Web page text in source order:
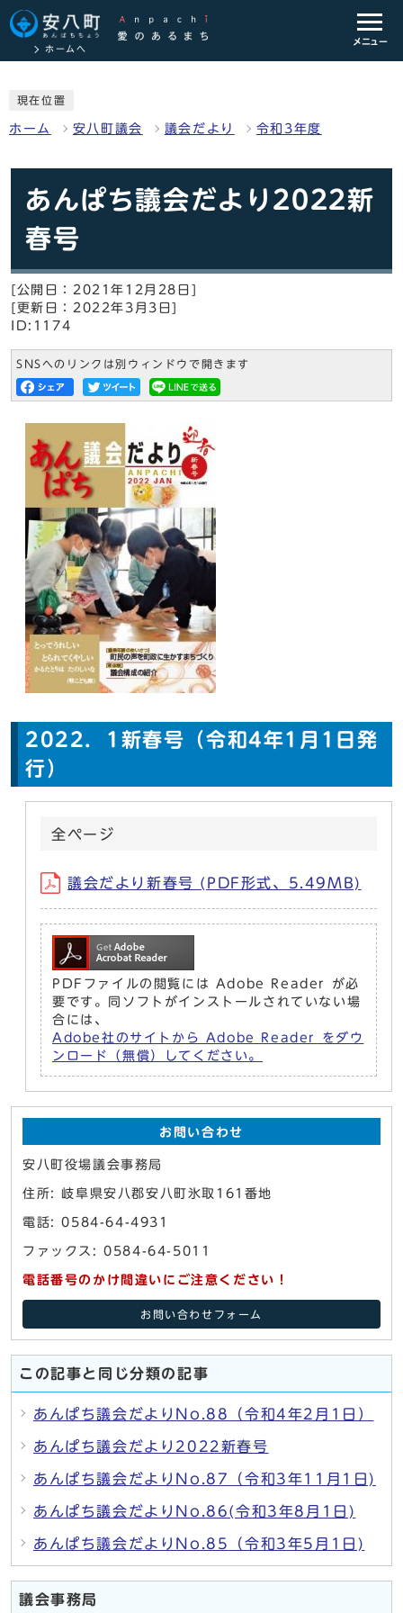
ホームへ
メニュー
現在位置
ホーム 安八町議会 議会だより 令和3年度
あんぱち議会だより2022新
春号
[公開日：2021年12月28日]
[更新日：2022年3月3日]
ID:1174
SNSへのリンクは別ウィンドウで開きます
2022．1新春号（令和4年1月1日発
行）
全ページ
議会だより新春号 (PDF形式、5.49MB)
PDFファイルの閲覧には Adobe Reader が必
要です。同ソフトがインストールされていない場
合には、
Adobe社のサイトから Adobe Reader をダウ
ンロード（無償）してください。
お問い合わせ
安八町役場議会事務局
住所: 岐阜県安八郡安八町氷取161番地
電話: 0584-64-4931
ファックス: 0584-64-5011
電話番号のかけ間違いにご注意ください！
お問い合わせフォーム
この記事と同じ分類の記事
あんぱち議会だよりNo.88（令和4年2月1日）
あんぱち議会だより2022新春号
あんぱち議会だよりNo.87（令和3年11月1日)
あんぱち議会だよりNo.86(令和3年8月1日)
あんぱち議会だよりNo.85（令和3年5月1日)
議会事務局